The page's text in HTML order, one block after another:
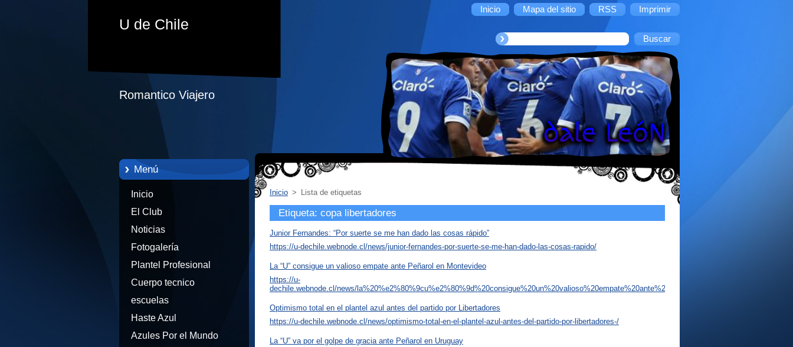
Inicio Mapa del sitio RSS Imprimir
U de Chile
Romantico Viajero
Menú
Inicio
El Club
Noticias
Fotogalería
Plantel Profesional
Cuerpo tecnico
escuelas
Haste Azul
Azules Por el Mundo
Inicio > Lista de etiquetas
Etiqueta: copa libertadores
Junior Fernandes: “Por suerte se me han dado las cosas rápido”
https://u-dechile.webnode.cl/news/junior-fernandes-por-suerte-se-me-han-dado-las-cosas-rapido/
La “U” consigue un valioso empate ante Peñarol en Montevideo
https://u-
dechile.webnode.cl/news/
Optimismo total en el plantel azul antes del partido por Libertadores
https://u-dechile.webnode.cl/news/optimismo-total-en-el-plantel-azul-antes-del-partido-por-libertadores-/
La “U” va por el golpe de gracia ante Peñarol en Uruguay